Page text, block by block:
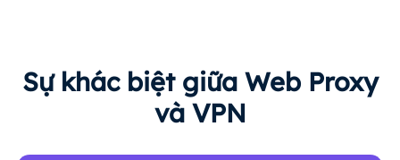
Sự khác biệt giữa Web Proxy
và VPN